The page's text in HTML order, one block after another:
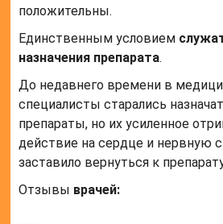
положительны.
Единственным условием
назначения препарата.
До недавнего времени в
специалисты старались
препараты, но их усиленное
действие на сердце и нервную
заставило вернуться к
Отзывы врачей: